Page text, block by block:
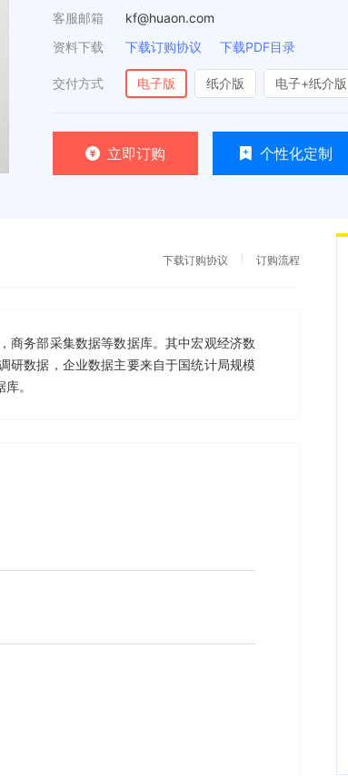
客服邮箱
kf@huaon.com
资料下载
下载订购协议 下载PDF目录
交付方式 电子版 纸介版 电子+纸介版
立即订购 个性化定制
下载订购协议 订购流程
务部采集数据等数据库。其中宏观经济数
研数据，企业数据主要来自于国统计局规模
。